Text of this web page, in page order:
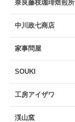
奈良藤枝珈琲焙煎所
中川政七商店
家事問屋
SOUKI
工房アイザワ
渓山窯